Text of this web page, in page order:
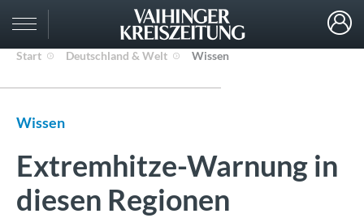
Start Deutschland & Welt Wissen
Wissen
Extremhitze-Warnung in
diesen Regionen